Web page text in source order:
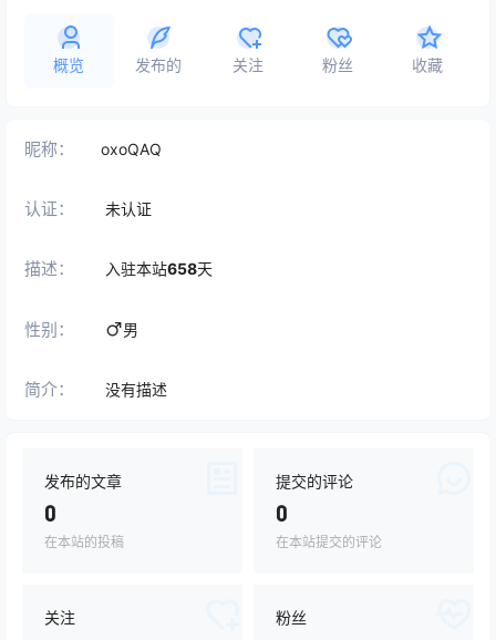
概览 发布的 关注 粉丝 收藏
昵称： oxoQAQ
认证： 未认证
描述： 入驻本站658天
性别： 男
简介： 没有描述
发布的文章
0
在本站的投稿
提交的评论
0
在本站提交的评论
关注 粉丝